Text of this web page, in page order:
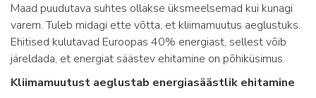
Maad puudutava suhtes ollakse üksmeelsemad kui kunagi
varem. Tuleb midagi ette võtta, et kliimamuutus aeglustuks.
Ehitised kulutavad Euroopas 40% energiast, sellest võib
järeldada, et energiat säästev ehitamine on põhiküsimus.
Kliimamuutust aeglustab energiasäästlik ehitamine